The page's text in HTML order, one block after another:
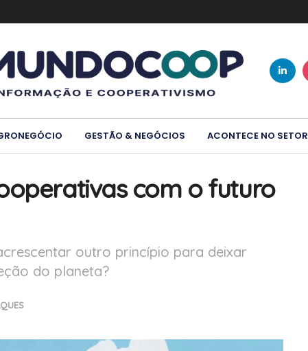
GESTÃO & NEGÓCIOS ACONTECE NO SETOR
com o futuro
outro princípio para deixar
do planeta?